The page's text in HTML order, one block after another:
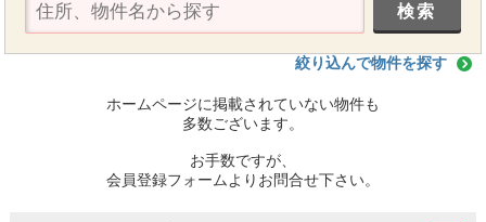
絞り込んで物件を探す
ホームページに掲載されていない物件も
多数ございます。
お手数ですが、
会員登録フォームよりお問合せ下さい。